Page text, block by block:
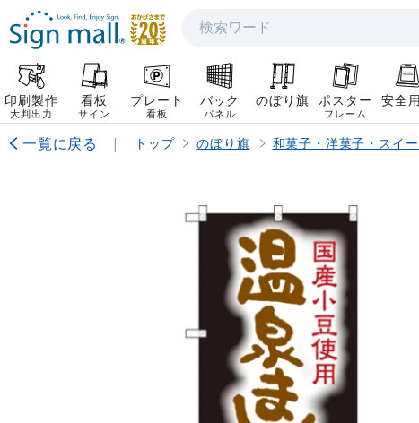
検索
印刷製作
大判出力
看板
サイン
プレート
看板
バック
パネル
のぼり旗 ポスター
フレーム
安全
一覧に戻る | トップ のぼり旗 和菓子・洋菓子・スイ